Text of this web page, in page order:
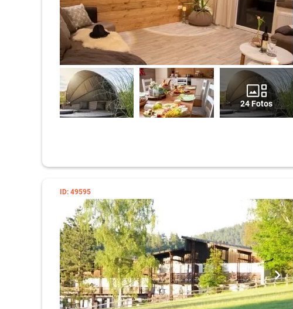
24 Fotos
ID: 49595